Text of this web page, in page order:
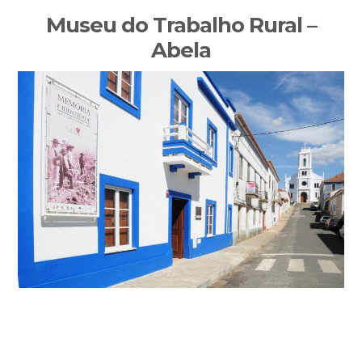
Museu do Trabalho Rural –
Abela
Sidebar